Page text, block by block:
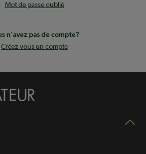
Mot de passe oublié
n’avez pas de compte?
Créez-vous un compte